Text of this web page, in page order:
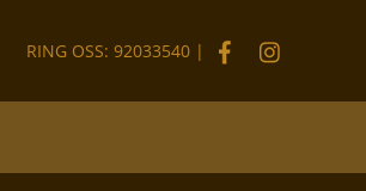
RING OSS: 92033540|